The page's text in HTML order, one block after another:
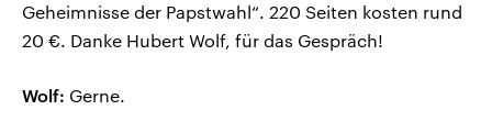
Geheimnisse der Papstwahl“. 220 Seiten kosten rund
20 €. Danke Hubert Wolf, für das Gespräch!
Wolf: Gerne.